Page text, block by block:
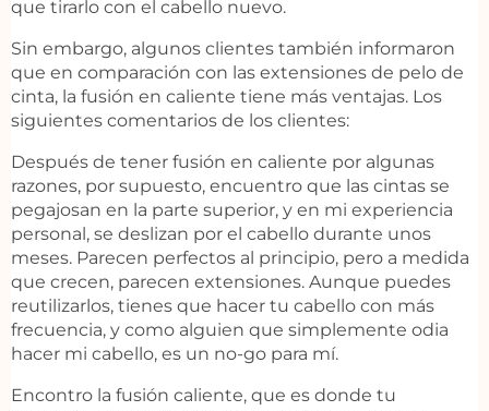
que tirarlo con el cabello nuevo.
Sin embargo, algunos clientes también informaron
que en comparación con las extensiones de pelo de
cinta, la fusión en caliente tiene más ventajas. Los
siguientes comentarios de los clientes:
Después de tener fusión en caliente por algunas
razones, por supuesto, encuentro que las cintas se
pegajosan en la parte superior, y en mi experiencia
personal, se deslizan por el cabello durante unos
meses. Parecen perfectos al principio, pero a medida
que crecen, parecen extensiones. Aunque puedes
reutilizarlos, tienes que hacer tu cabello con más
frecuencia, y como alguien que simplemente odia
hacer mi cabello, es un no-go para mí.
Encontro la fusión caliente, que es donde tu